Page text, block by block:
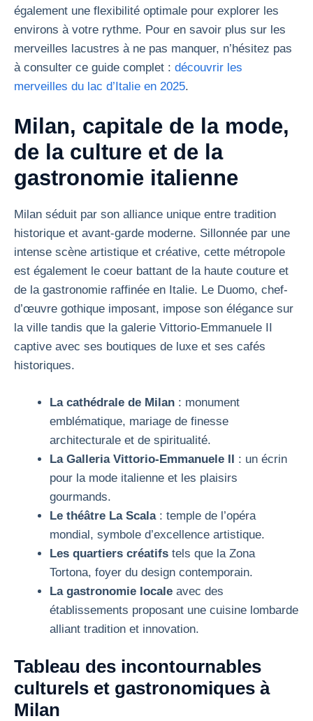
également une flexibilité optimale pour explorer les
environs à votre rythme. Pour en savoir plus sur les
merveilles lacustres à ne pas manquer, n’hésitez pas
à consulter ce guide complet : découvrir les
merveilles du lac d’Italie en 2025.
Milan, capitale de la mode,
de la culture et de la
gastronomie italienne
Milan séduit par son alliance unique entre tradition
historique et avant-garde moderne. Sillonnée par une
intense scène artistique et créative, cette métropole
est également le coeur battant de la haute couture et
de la gastronomie raffinée en Italie. Le Duomo, chef-
d’œuvre gothique imposant, impose son élégance sur
la ville tandis que la galerie Vittorio-Emmanuele II
captive avec ses boutiques de luxe et ses cafés
historiques.
La cathédrale de Milan : monument
emblématique, mariage de finesse
architecturale et de spiritualité.
La Galleria Vittorio-Emmanuele II : un écrin
pour la mode italienne et les plaisirs
gourmands.
Le théâtre La Scala: temple de l’opéra
mondial, symbole d’excellence artistique.
Les quartiers créatifs tels que la Zona
Tortona, foyer du design contemporain.
La gastronomie locale avec des
établissements proposant une cuisine lombarde
alliant tradition et innovation.
Tableau des incontournables
culturels et gastronomiques à
Milan